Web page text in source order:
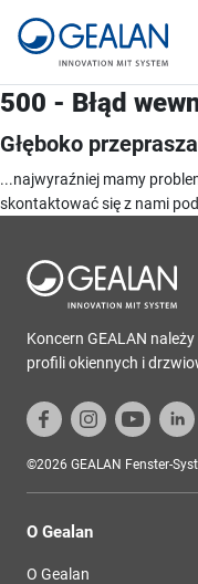
500 - Błąd
Głęboko
...najwyraźniej mamy
skontaktować się z nami
Koncern GEALAN
profili okiennych i
©2026 GEALAN Fenster-
O Gealan
O Gealan